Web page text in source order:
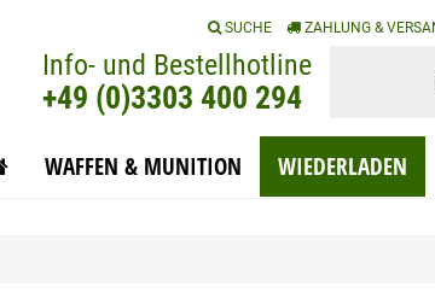
SUCHE ZAHLUNG &
Info- und Bestellhotline
+49 (0)3303 400 294
WAFFEN & MUNITION WIEDERLADEN